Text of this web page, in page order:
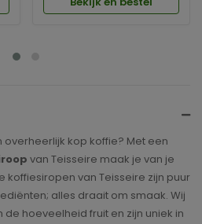
kop koffie? Met een
van Teisseire maak je van je
koffiesiropen van Teisseire zijn puur
alles draait om smaak. Wij
hoeveelheid fruit en zijn uniek in